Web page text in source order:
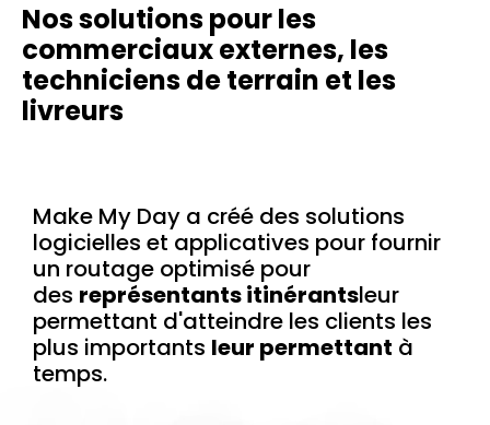
Nos solutions pour les
commerciaux externes, les
techniciens de terrain et les
livreurs
Make My Day a créé des solutions
logicielles et applicatives pour fournir
un routage optimisé pour
des représentants itinérantsleur
permettant d'atteindre les clients les
plus importants leur permettant à
temps.